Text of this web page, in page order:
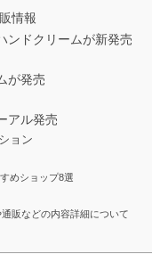
情報
ンドクリームが新発売
が発売
アル発売
ョン
めショップ8選
販などの内容詳細について